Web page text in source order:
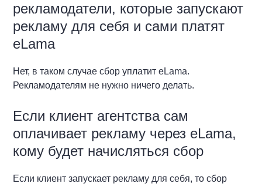
рекламодатели, которые запускают
рекламу для себя и сами платят
eLama
Нет, в таком случае сбор уплатит eLama.
Рекламодателям не нужно ничего делать.
Если клиент агентства сам
оплачивает рекламу через eLama,
кому будет начисляться сбор
Если клиент запускает рекламу для себя, то сбор